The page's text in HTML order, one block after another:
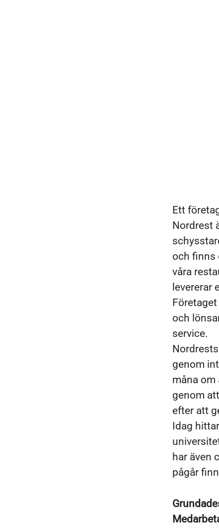
Ett
Nordrest
och finns
våra
levererar
och
service.
genom
måna om
genom
efter att
Idag
har även
pågår